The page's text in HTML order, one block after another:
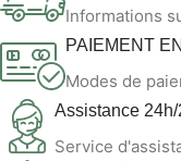
Informations
PAIEMENT
Modes de
Assistance 24h/
Service